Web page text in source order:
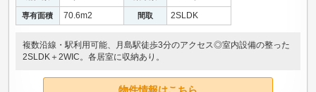
専有面積 70.6m2 間取 2SLDK
複数沿線・駅利用可能、月島駅徒歩3分のアクセス◎室内設備の整った
2SLDK＋2WIC。各居室に収納あり。